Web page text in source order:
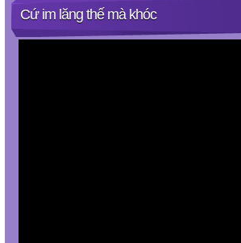
Cứ im lăng thế mà khóc